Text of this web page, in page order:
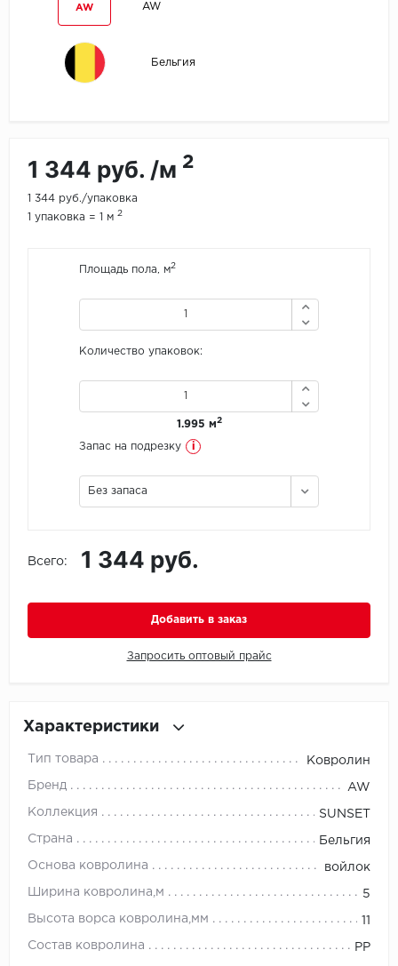
Icon Floor
Jinan PDM
Made in Belgium
Moduleo
Natisston
AW AW
Бельгия
1 344 руб. /м 2
1 344 руб./упаковка
1 упаковка = 1 м 2
Площадь пола, м2
Количество упаковок:
1.995 м2
Запас на подрезку i
Без запаса
Всего: 1 344 руб.
Добавить в заказ
Запросить оптовый прайс
Характеристики
Тип товара Ковролин
Бренд AW
Коллекция SUNSET
Страна Бельгия
Основа ковролина войлок
Ширина ковролина,м 5
Высота ворса ковролина,мм
Состав ковролина PP